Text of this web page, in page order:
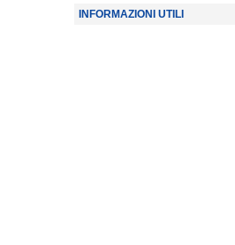
INFORMAZIONI UTILI